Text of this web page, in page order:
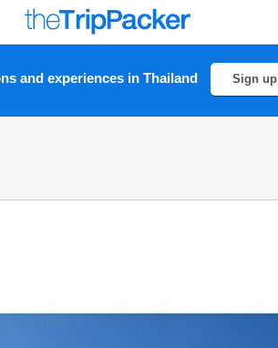
and experiences in Thailand Sign up